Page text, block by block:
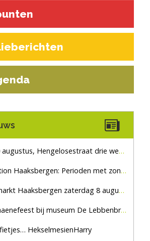
Hengelosestraat drie weken dicht voor doorgaand verkeer
Haaksbergen: Perioden met zon en droog
zaterdag 8 augustus, marktplein Haaksbergen
bij museum De Lebbenbrugge
HekselmesienHarry